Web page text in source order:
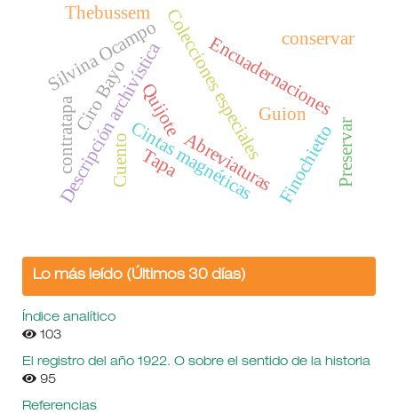
Colecciones especiales
Encuadernaciones
Tapa
Quijote
Descripción archivísticaCintas magnéticas
Guion
Cuento
Silvina Ocampo
Thebussem
Finochietto
Abreviaturas
conservar
Preservar
Ciro Bayo
contratapa
Lo más leído (Últimos 30 días)
Índice analítico
103
El registro del año 1922. O sobre el sentido de la historia
95
Referencias